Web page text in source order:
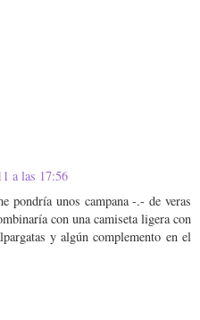
a las 17:56
pondría unos campana -.- de veras
con una camiseta ligera con
y algún complemento en el